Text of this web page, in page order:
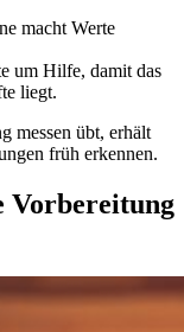
macht Werte
um Hilfe, damit das
liegt.
messen übt, erhält
früh erkennen.
Vorbereitung